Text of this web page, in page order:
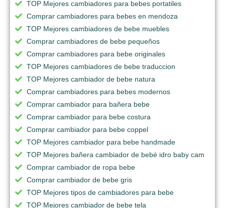
TOP Mejores cambiadores para bebes portatiles
Comprar cambiadores para bebes en mendoza
TOP Mejores cambiadores de bebe muebles
Comprar cambiadores de bebe pequeños
Comprar cambiadores para bebe originales
TOP Mejores cambiadores de bebe traduccion
TOP Mejores cambiador de bebe natura
Comprar cambiadores para bebes modernos
Comprar cambiador para bañera bebe
Comprar cambiador para bebe costura
Comprar cambiador para bebe coppel
TOP Mejores cambiador para bebe handmade
TOP Mejores bañera cambiador de bebé idro baby cam
Comprar cambiador de ropa bebe
Comprar cambiador de bebe gris
TOP Mejores tipos de cambiadores para bebe
TOP Mejores cambiador de bebe tela